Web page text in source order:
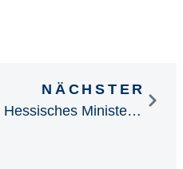
NÄCHSTER
Hessisches Ministerium der Finanzen setzt Erleichterungen um.